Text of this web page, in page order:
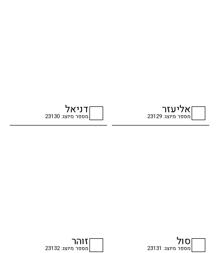
אליעזר
מספר מיוצג: 23129
דניאל
מספר מיוצג: 23130
סול
מספר מיוצג: 23131
זוהר
מספר מיוצג: 23132